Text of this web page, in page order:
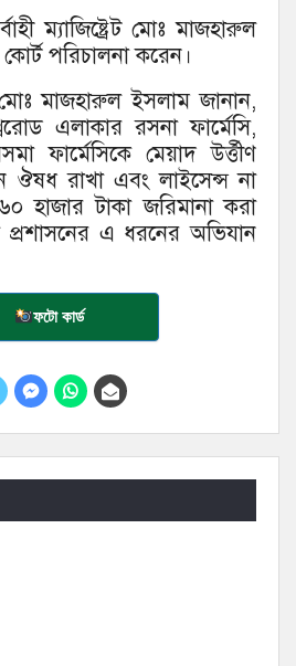
ম্যাজিষ্ট্রেট মোঃ মাজহারুল
পরিচালনা করেন।
মোঃ মাজহারুল ইসলাম জানান,
এলাকার রসনা ফার্মেসি,
ফার্মেসিকে মেয়াদ উর্ত্তীণ
রাখা এবং লাইসেন্স না
হাজার টাকা জরিমানা করা
প্রশাসনের এ ধরনের অভিযান
ফটো কার্ড